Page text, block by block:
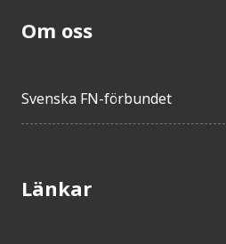
Om oss
Svenska FN-förbundet
Länkar